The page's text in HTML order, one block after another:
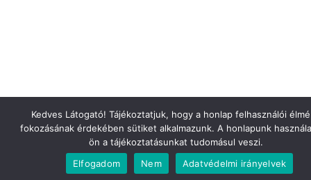
Kedves Látogató! Tájékoztatjuk, hogy a honlap felhasználói
fokozásának érdekében sütiket alkalmazunk. A honlapunk
ön a tájékoztatásunkat tudomásul veszi.
Elfogadom
Nem Adatvédelmi irányelvek